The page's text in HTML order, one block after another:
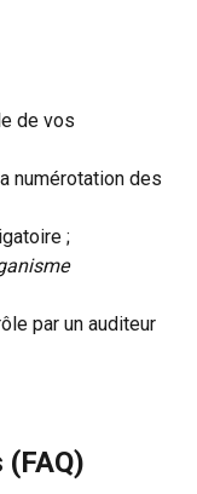
de vos
numérotation des
;
par un auditeur